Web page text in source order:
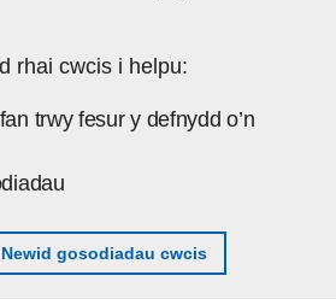
rhai cwcis i helpu:
trwy fesur y defnydd o’n
Newid gosodiadau cwcis